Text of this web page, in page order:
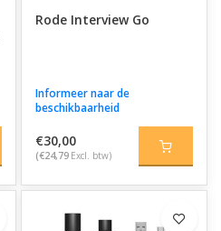
Rode Interview Go
Informeer naar de
beschikbaarheid
€30,00
(€24,79 Excl. btw)